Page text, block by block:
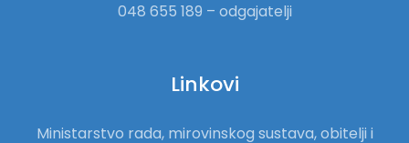
048 655 189 – odgajatelji
Linkovi
Ministarstvo rada, mirovinskog sustava, obitelji i